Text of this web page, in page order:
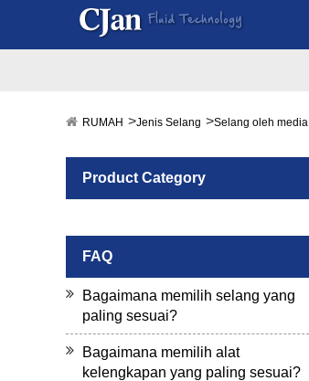
RUMAH Jenis Selang Selang oleh media
Product Category
FAQ
Bagaimana memilih selang yang
paling sesuai?
Bagaimana memilih alat
kelengkapan yang paling sesuai?